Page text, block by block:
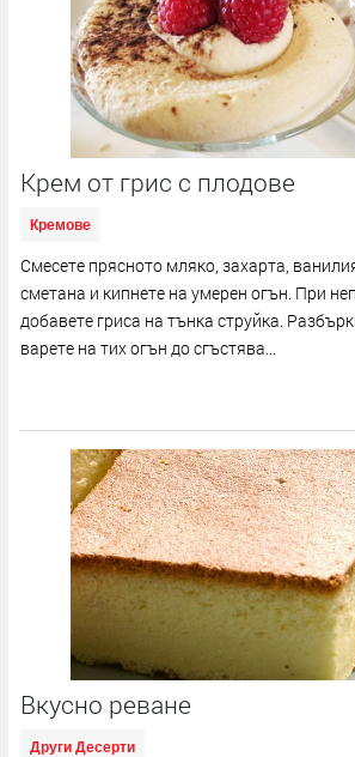
Крем от грис с плодове
Кремове
Смесете прясното мляко, захарта,
сметана и кипнете на умерен огън. При
добавете гриса на тънка струйка.
варете на тих огън до сгъстява...
Вкусно реване
Други Десерти